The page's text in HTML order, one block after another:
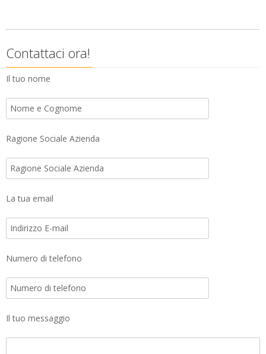
Contattaci ora!
Il tuo nome
Ragione Sociale Azienda
La tua email
Numero di telefono
Il tuo messaggio